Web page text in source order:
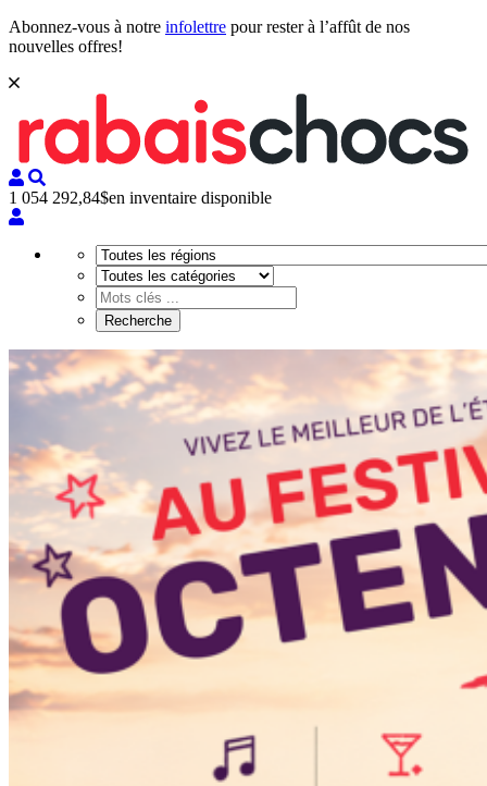
Abonnez-vous à notre infolettre pour rester à l’affût de nos
nouvelles offres!
1 054 292,84$en inventaire disponible